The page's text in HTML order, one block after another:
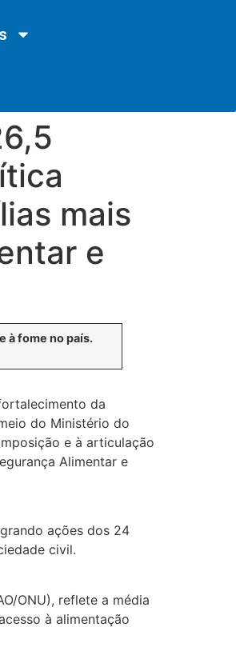
mais
e
à fome no país.
da
do Ministério do
e à articulação
Alimentar e
ações dos 24
civil.
ONU), reflete a média
à alimentação